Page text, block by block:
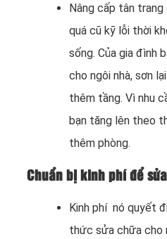
Nâng cấp tân trang
quá cũ kỹ lỗi thời
sống. Của gia đình
cho ngôi nhà, sơn
thêm tầng. Vì nhu
bạn tăng lên theo
thêm phòng.
Chuẩn bị kinh phí để
Kinh phí nó quyết
thức sửa chữa cho